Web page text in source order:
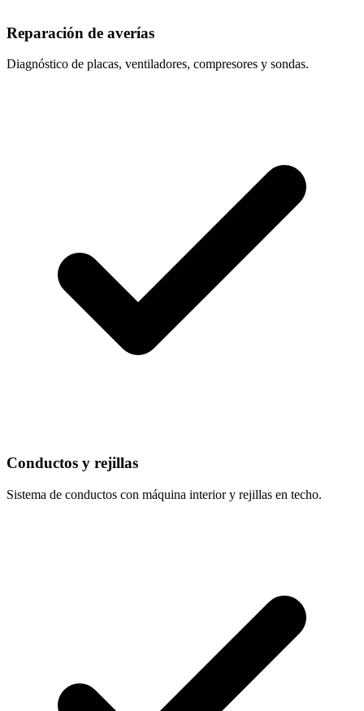
Reparación de averías
Diagnóstico de placas, ventiladores, compresores y sondas.
Conductos y rejillas
Sistema de conductos con máquina interior y rejillas en techo.